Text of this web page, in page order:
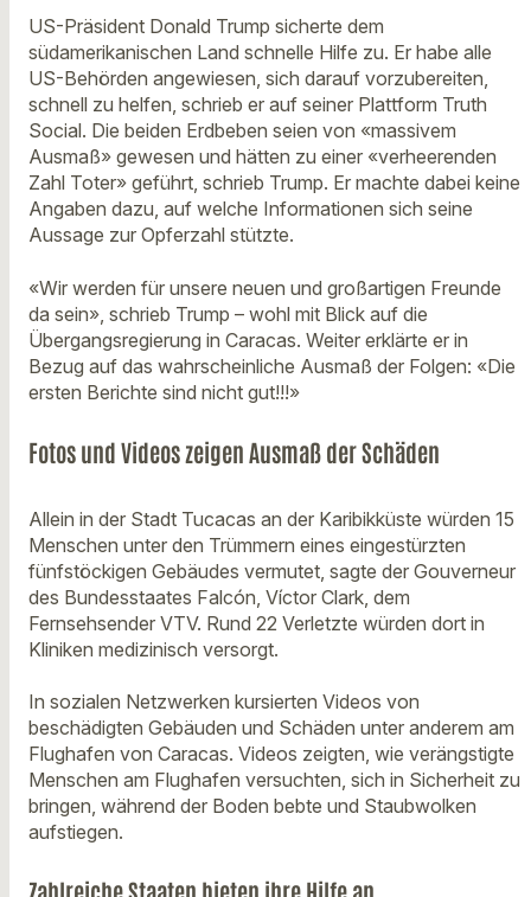
US-Präsident Donald Trump sicherte dem
südamerikanischen Land schnelle Hilfe zu. Er habe alle
US-Behörden angewiesen, sich darauf vorzubereiten,
schnell zu helfen, schrieb er auf seiner Plattform Truth
Social. Die beiden Erdbeben seien von «massivem
Ausmaß» gewesen und hätten zu einer «verheerenden
Zahl Toter» geführt, schrieb Trump. Er machte dabei keine
Angaben dazu, auf welche Informationen sich seine
Aussage zur Opferzahl stützte.
«Wir werden für unsere neuen und großartigen Freunde
da sein», schrieb Trump – wohl mit Blick auf die
Übergangsregierung in Caracas. Weiter erklärte er in
Bezug auf das wahrscheinliche Ausmaß der Folgen: «Die
ersten Berichte sind nicht gut!!!»
Fotos und Videos zeigen Ausmaß der Schäden
Allein in der Stadt Tucacas an der Karibikküste würden 15
Menschen unter den Trümmern eines eingestürzten
fünfstöckigen Gebäudes vermutet, sagte der Gouverneur
des Bundesstaates Falcón, Víctor Clark, dem
Fernsehsender VTV. Rund 22 Verletzte würden dort in
Kliniken medizinisch versorgt.
In sozialen Netzwerken kursierten Videos von
beschädigten Gebäuden und Schäden unter anderem am
Flughafen von Caracas. Videos zeigten, wie verängstigte
Menschen am Flughafen versuchten, sich in Sicherheit zu
bringen, während der Boden bebte und Staubwolken
aufstiegen.